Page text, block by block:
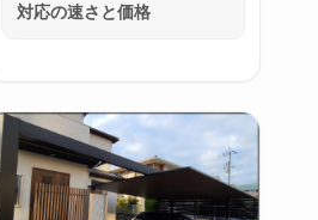
対応の速さと価格